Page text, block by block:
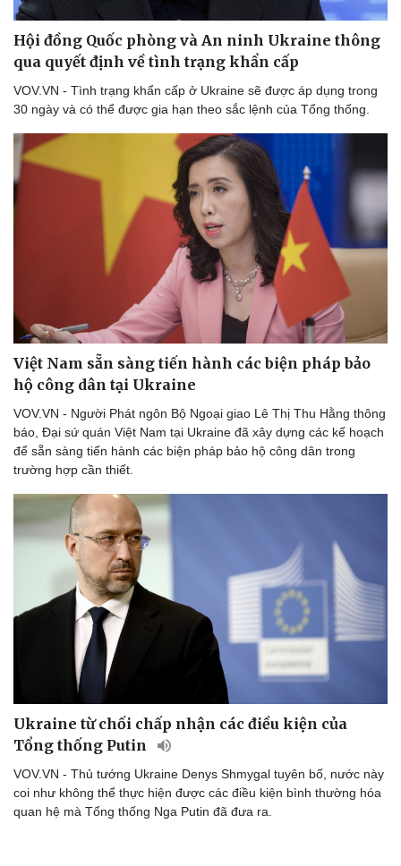
Bóng đá
Lịch thi đấu bóng đá
Thế giới thể thao
eSports
Ô tô - Xe máy
Ô tô
Xe máy
Tư vấn
Hội đồng Quốc phòng và An ninh Ukraine thông
qua quyết định về tình trạng khẩn cấp
VOV.VN - Tình trạng khẩn cấp ở Ukraine sẽ được áp dụng trong
30 ngày và có thể được gia hạn theo sắc lệnh của Tổng thống.
Việt Nam sẵn sàng tiến hành các biện pháp bảo
hộ công dân tại Ukraine
VOV.VN - Người Phát ngôn Bộ Ngoại giao Lê Thị Thu Hằng thông
báo, Đại sứ quán Việt Nam tại Ukraine đã xây dựng các kế hoạch
để sẵn sàng tiến hành các biện pháp bảo hộ công dân trong
trường hợp cần thiết.
Ukraine từ chối chấp nhận các điều kiện của
Tổng thống Putin
VOV.VN - Thủ tướng Ukraine Denys Shmygal tuyên bố, nước này
coi như không thể thực hiện được các điều kiện bình thường hóa
quan hệ mà Tổng thống Nga Putin đã đưa ra.